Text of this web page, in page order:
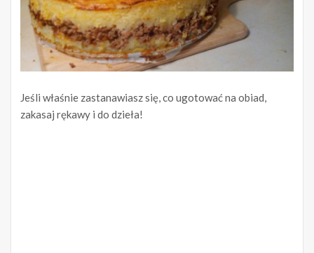
Jeśli właśnie zastanawiasz się, co ugotować na obiad,
zakasaj rękawy i do dzieła!